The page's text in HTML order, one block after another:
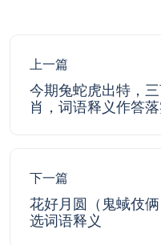
上一篇
今期兔蛇虎出特，
肖，词语释义作答
下一篇
花好月圆（鬼蜮伎
选词语释义